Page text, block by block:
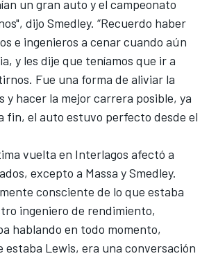
un gran auto y el campeonato
dijo Smedley. “Recuerdo haber
e ingenieros a cenar cuando aún
y les dije que teníamos que ir a
Fue una forma de aliviar la
y hacer la mejor carrera posible, ya
fin, el auto estuvo perfecto desde el
vuelta en Interlagos afectó a
excepto a Massa y Smedley.
consciente de lo que estaba
ingeniero de rendimiento,
hablando en todo momento,
estaba Lewis, era una conversación